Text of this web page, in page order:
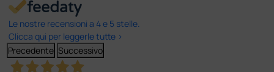
Le nostre recensioni a 4 e 5 stelle.
Clicca qui per leggerle tutte >
Precedente Successivo